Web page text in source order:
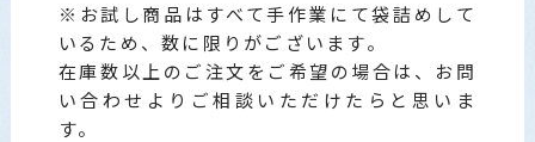
※お試し商品はすべて手作業にて袋詰めして
いるため、数に限りがございます。
在庫数以上のご注文をご希望の場合は、お問
い合わせよりご相談いただけたらと思いま
す。